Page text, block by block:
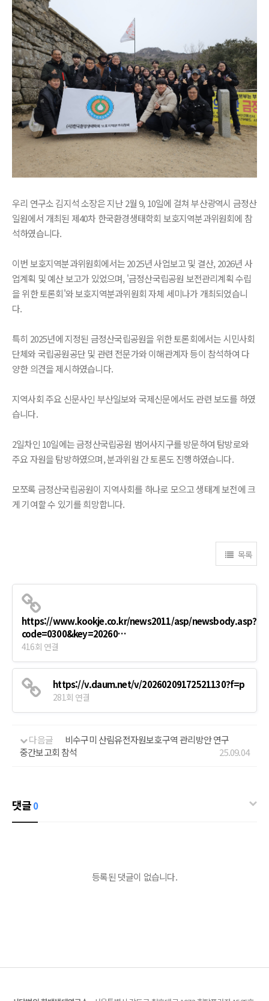
우리 연구소 김지석 소장은 지난 2월 9, 10일에 걸쳐 부산광역시 금정산
일원에서 개최된 제40차 한국환경생태학회 보호지역분과위원회에 참
석하였습니다.
이번 보호지역분과위원회에서는 2025년 사업보고 및 결산, 2026년 사
업계획 및 예산 보고가 있었으며, '금정산국립공원 보전관리계획 수립
을 위한 토론회'와 보호지역분과위원회 자체 세미나가 개최되었습니
다.
특히 2025년에 지정된 금정산국립공원을 위한 토론회에서는 시민사회
단체와 국립공원공단 및 관련 전문가와 이해관계자 등이 참석하여 다
양한 의견을 제시하였습니다.
지역사회 주요 신문사인 부산일보와 국제신문에서도 관련 보도를 하였
습니다.
2일차인 10일에는 금정산국립공원 범어사지구를 방문하여 탐방로와
주요 자원을 탐방하였으며, 분과위원 간 토론도 진행하였습니다.
모쪼록 금정산국립공원이 지역사회를 하나로 모으고 생태계 보전에 크
게 기여할 수 있기를 희망합니다.
목록
https://www.kookje.co.kr/news2011/asp/newsbody.asp?
code=0300&key=20260…
416회 연결
https://v.daum.net/v/20260209172521130?f=p
281회 연결
다음글
비수구미 산림유전자원보호구역 관리방안 연구
중간보고회 참석
25.09.04
댓글0
등록된 댓글이 없습니다.